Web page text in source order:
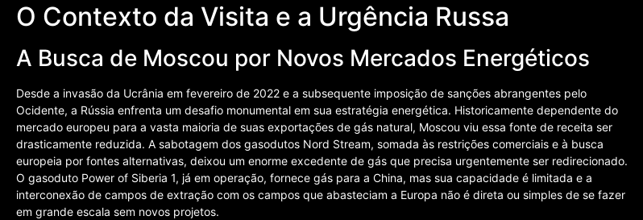
O Contexto da Visita e a Urgência Russa
A Busca de Moscou por Novos Mercados Energéticos
Desde a invasão da Ucrânia em fevereiro de 2022 e a subsequente imposição de sanções abrangentes pelo
Ocidente, a Rússia enfrenta um desafio monumental em sua estratégia energética. Historicamente dependente do
mercado europeu para a vasta maioria de suas exportações de gás natural, Moscou viu essa fonte de receita ser
drasticamente reduzida. A sabotagem dos gasodutos Nord Stream, somada às restrições comerciais e à busca
europeia por fontes alternativas, deixou um enorme excedente de gás que precisa urgentemente ser redirecionado.
O gasoduto Power of Siberia 1, já em operação, fornece gás para a China, mas sua capacidade é limitada e a
interconexão de campos de extração com os campos que abasteciam a Europa não é direta ou simples de se fazer
em grande escala sem novos projetos.